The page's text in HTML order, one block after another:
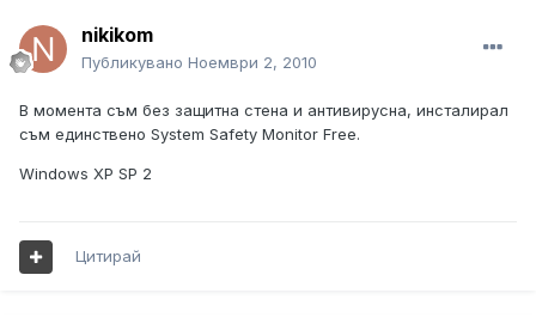
nikikom
Публикувано Ноември 2, 2010
В момента съм без защитна стена и антивирусна, инсталирал
съм единствено System Safety Monitor Free.
Windows XP SP 2
Цитирай